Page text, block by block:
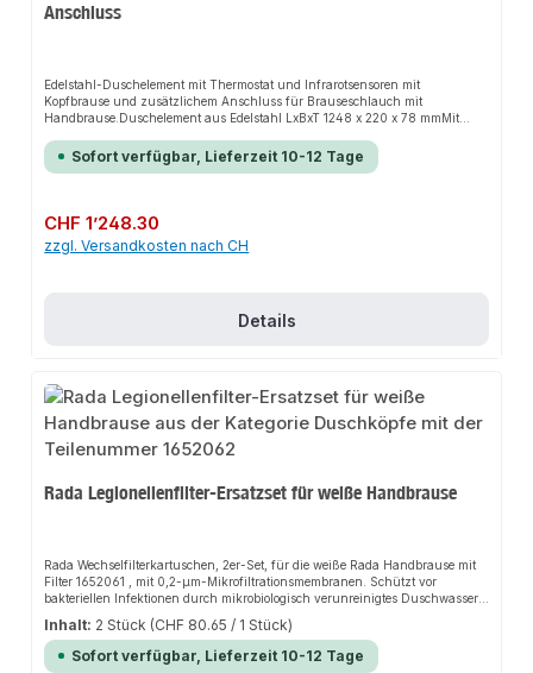
Anschluss
Edelstahl-Duschelement mit Thermostat und Infrarotsensoren mit
Kopfbrause und zusätzlichem Anschluss für Brauseschlauch mit
Handbrause.Duschelement aus Edelstahl LxBxT 1248 x 220 x 78 mmMit
l/min bei 3 barZusätzlicher Anschluss ½" DN15 AG für Brauseschlauch mit
HandbrauseFür Netzbetrieb 230 V AC / 12 V DCAnschluss von oben oder
Durchführung manueller, thermischer DesinfektionenMit RFID-Anbindung
(Münzzähler)Optional mit Bluetooth-Schnittstelle zur Programmierung
mittels App für Android OS Smartphone oder Tablet
Sofort verfügbar, Lieferzeit 10-12 Tage
Regulärer Preis:
CHF 1’248.30
zzgl. Versandkosten nach CH
Details
Rada Legionellenfilter-Ersatzset für weiße Handbrause
Rada Wechselfilterkartuschen, 2er-Set, für die weiße Rada Handbrause mit
Filter 1652061 , mit 0,2-µm-Mikrofiltrationsmembranen. Schützt vor
bakteriellen Infektionen durch mikrobiologisch verunreinigtes Duschwasser.
Gewährleistet eine Reduktion von Legionellen um mehr als 6 log₁₀-Stufen.
Geeignet für Temperaturen von 0 bis 60 °C. Lieferung ohne
Handbrause.EigenschaftenFür weiße Rada Handbrause 1652061Set mit 2
FilterpatronenLegionellenreduktion > log 6> log 6 Reduktion von Bakterien
Inhalt: 2 Stück (CHF 80.65 / 1 Stück)
Sofort verfügbar, Lieferzeit 10-12 Tage